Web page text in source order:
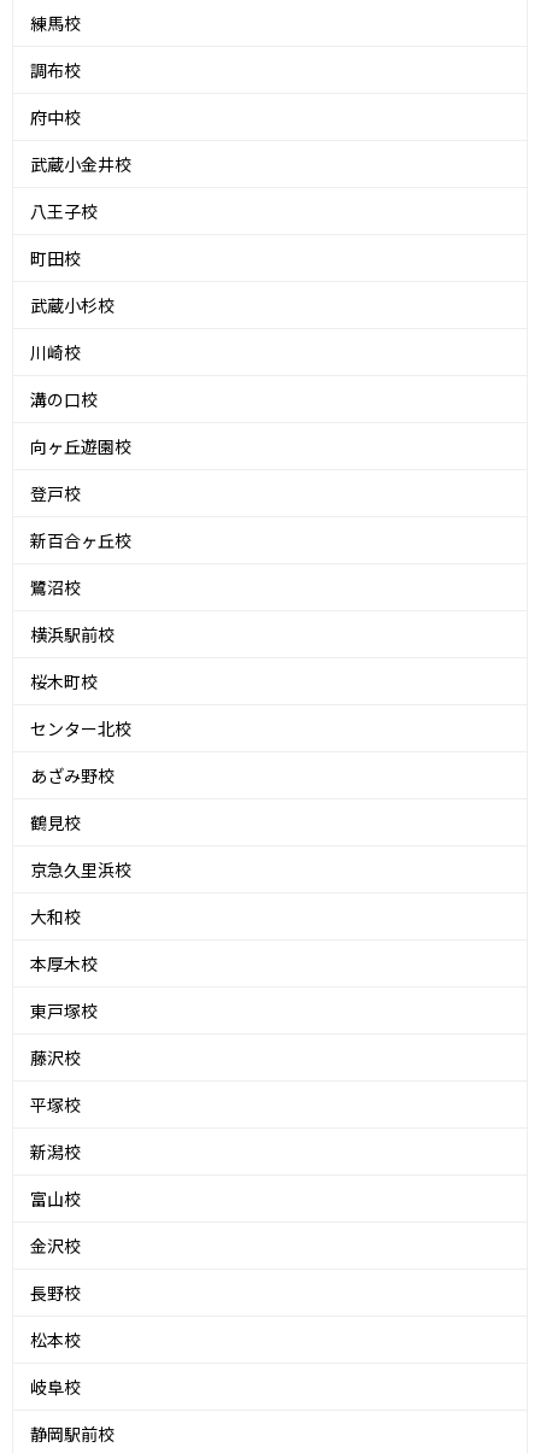
練馬校
調布校
府中校
武蔵小金井校
八王子校
町田校
武蔵小杉校
川崎校
溝の口校
向ヶ丘遊園校
登戸校
新百合ヶ丘校
鷺沼校
横浜駅前校
桜木町校
センター北校
あざみ野校
鶴見校
京急久里浜校
大和校
本厚木校
東戸塚校
藤沢校
平塚校
新潟校
富山校
金沢校
長野校
松本校
岐阜校
静岡駅前校